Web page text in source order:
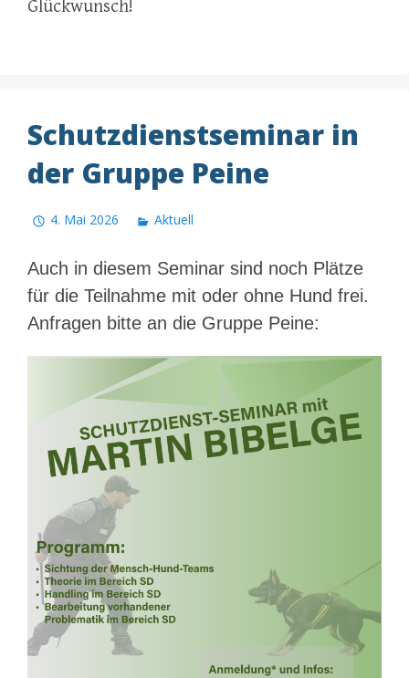
Glückwunsch!
Schutzdienstseminar in
der Gruppe Peine
4. Mai 2026 Aktuell
Auch in diesem Seminar sind noch Plätze
für die Teilnahme mit oder ohne Hund frei.
Anfragen bitte an die Gruppe Peine: